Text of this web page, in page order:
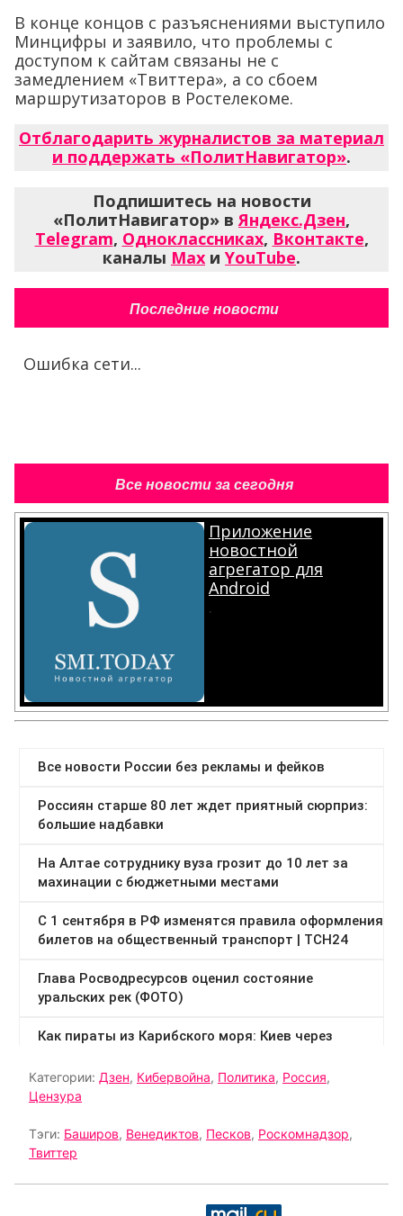
В конце концов с разъяснениями выступило
Минцифры и заявило, что проблемы с
доступом к сайтам связаны не с
замедлением «Твиттера», а со сбоем
маршрутизаторов в Ростелекоме.
Отблагодарить журналистов за материал
и поддержать «ПолитНавигатор».
Подпишитесь на новости
«ПолитНавигатор» вЯндекс.Дзен,
Telegram, Одноклассниках, Вконтакте,
каналы Max и YouTube.
Последние новости
Ошибка сети...
Все новости за сегодня
Приложение
новостной
агрегатор для
Android
.
Категории: Дзен, Кибервойна, Политика, Россия,
Цензура
Тэги: Баширов, Венедиктов, Песков, Роскомнадзор,
Твиттер